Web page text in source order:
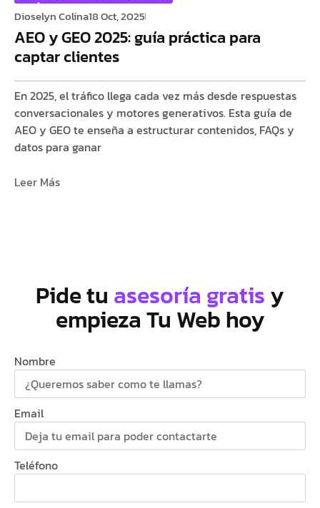
Dioselyn Colina18 Oct, 2025
AEO y GEO 2025: guía práctica para
captar clientes
En 2025, el tráfico llega cada vez más desde respuestas
conversacionales y motores generativos. Esta guía de
AEO y GEO te enseña a estructurar contenidos, FAQs y
datos para ganar
Leer Más
Pide tu asesoría gratisy
empieza Tu Web hoy
Nombre
Email
Teléfono